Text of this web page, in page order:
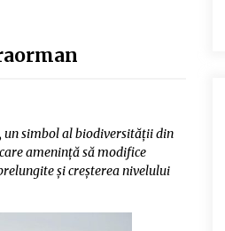
un simbol al biodiversității din
amenință să modifice
și creșterea nivelului